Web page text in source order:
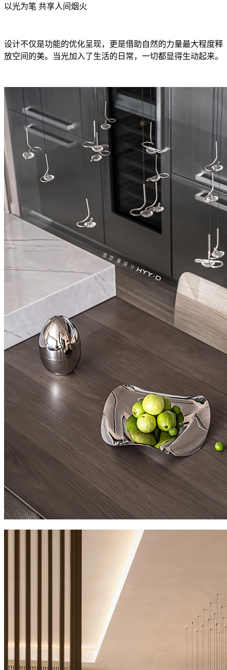
以光为笔 共享人间烟火
设计不仅是功能的优化呈现，更是借助自然的力量最大程度释
放空间的美。当光加入了生活的日常，一切都显得生动起来。